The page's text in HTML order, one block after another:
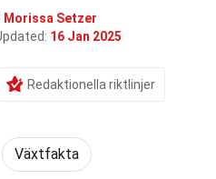
Morissa Setzer
16 Jan 2025
Redaktionella riktlinjer
Växtfakta